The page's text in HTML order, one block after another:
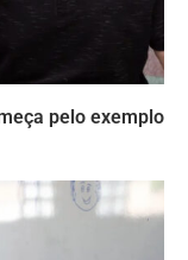
pelo exemplo